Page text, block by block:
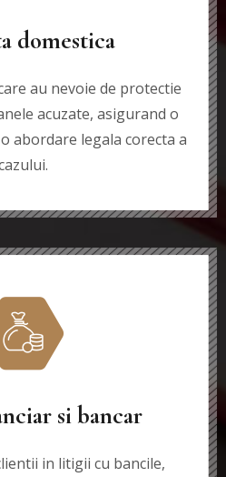
domestica
au nevoie de protectie
acuzate, asigurand o
abordare legala corecta a
si bancar
in litigii cu bancile,